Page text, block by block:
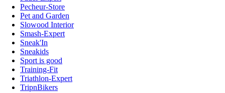
Pecheur-Store
Pet and Garden
Slowood Interior
Smash-Expert
Sneak'In
Sneakids
Sport is good
Training-Fit
Triathlon-Expert
TripnBikers